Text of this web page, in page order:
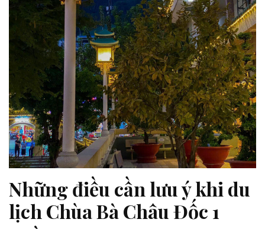
Những điều cần lưu ý khi du
lịch Chùa Bà Châu Đốc 1